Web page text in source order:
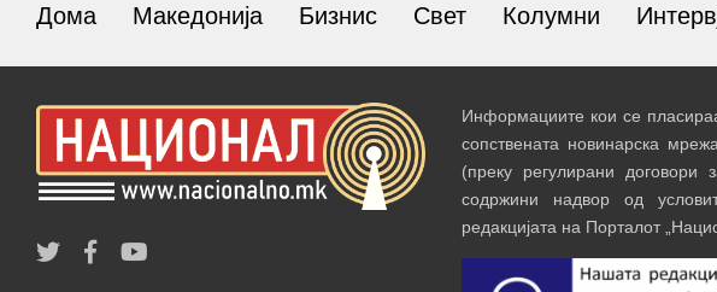
Дома Македонија Бизнис Свет Колумни
Информациите кои се
сопствената новинарска
(преку регулирани договори
содржини надвор од
редакцијата на Порталот